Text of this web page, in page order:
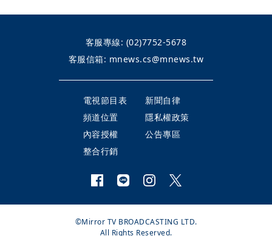
客服專線: (02)7752-5678
客服信箱: mnews.cs@mnews.tw
電視節目表
新聞自律
頻道位置
隱私權政策
內容授權
公告專區
整合行銷
©Mirror TV BROADCASTING LTD.
All Rights Reserved.